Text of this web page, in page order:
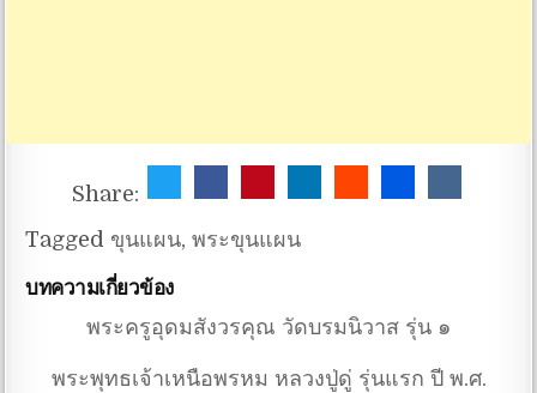
Share:
Tagged ขุนแผน,พระขุนแผน
บทความเกี่ยวข้อง
พระครูอุดมสังวรคุณ วัดบรมนิวาส รุ่น ๑
พระพุทธเจ้าเหนือพรหม หลวงปู่ดู่ รุ่นแรก ปี พ.ศ.